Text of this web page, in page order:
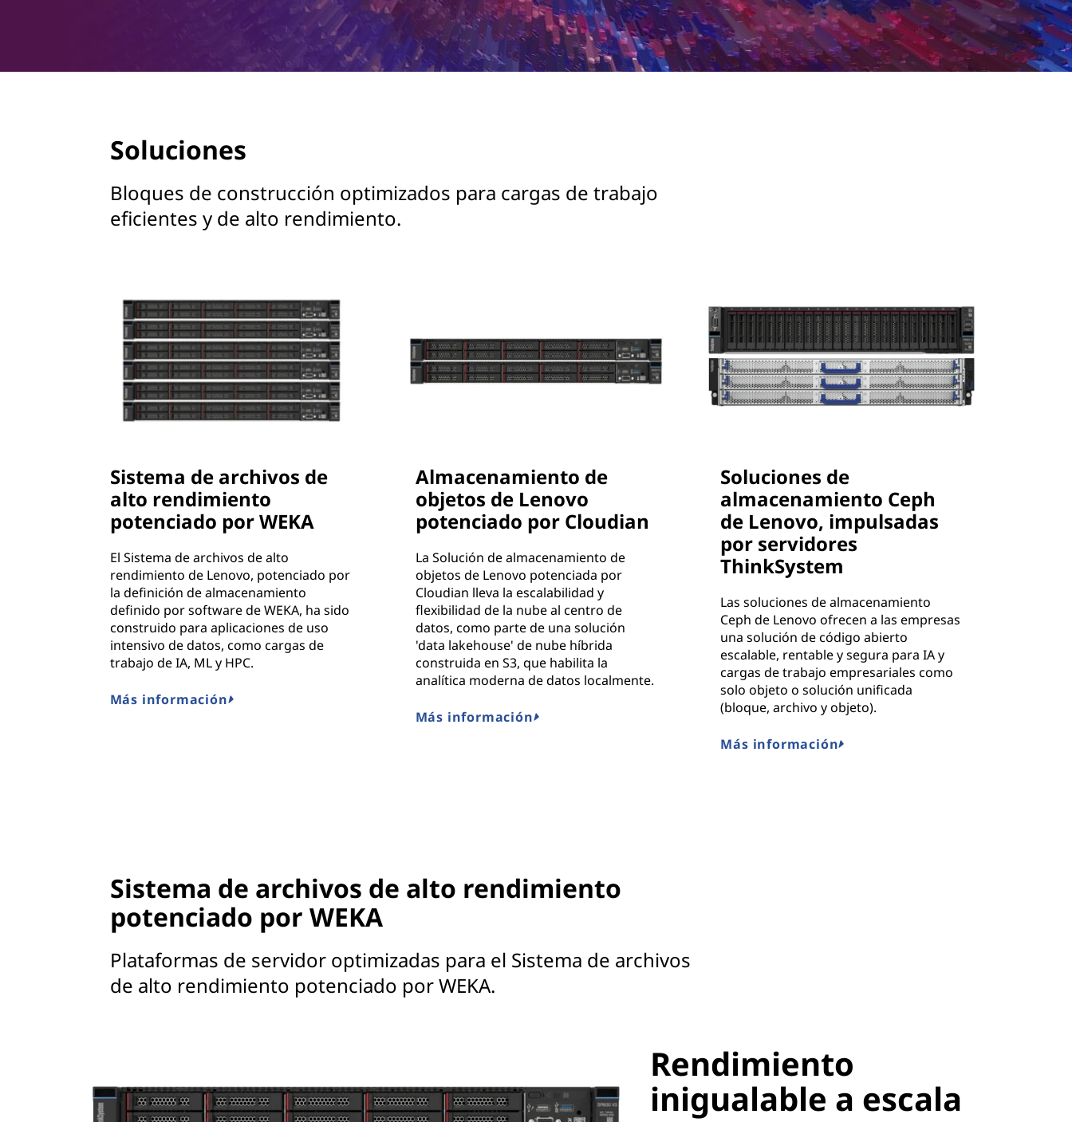
Soluciones
Bloques de construcción optimizados para cargas de trabajo
eficientes y de alto rendimiento.
Sistema de archivos de
alto rendimiento
potenciado por WEKA
El Sistema de archivos de alto
rendimiento de Lenovo, potenciado por
la definición de almacenamiento
definido por software de WEKA, ha sido
construido para aplicaciones de uso
intensivo de datos, como cargas de
trabajo de IA, ML y HPC.
Más información
Almacenamiento de
objetos de Lenovo
potenciado por Cloudian
La Solución de almacenamiento de
objetos de Lenovo potenciada por
Cloudian lleva la escalabilidad y
flexibilidad de la nube al centro de
datos, como parte de una solución
'data lakehouse' de nube híbrida
construida en S3, que habilita la
analítica moderna de datos localmente.
Más información
Soluciones de
almacenamiento Ceph
de Lenovo, impulsadas
por servidores
ThinkSystem
Las soluciones de almacenamiento
Ceph de Lenovo ofrecen a las empresas
una solución de código abierto
escalable, rentable y segura para IA y
cargas de trabajo empresariales como
solo objeto o solución unificada
(bloque, archivo y objeto).
Más información
Sistema de archivos de alto rendimiento
potenciado por WEKA
Plataformas de servidor optimizadas para el Sistema de archivos
de alto rendimiento potenciado por WEKA.
Rendimiento
inigualable a escala